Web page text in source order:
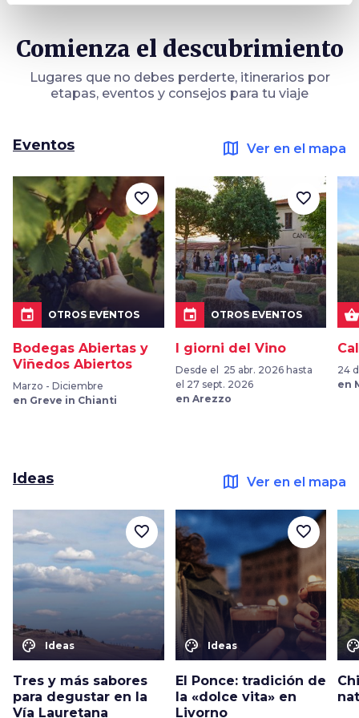
Comienza el descubrimiento
Lugares que no debes perderte, itinerarios por
etapas, eventos y consejos para tu viaje
Eventos map Ver en el mapa
event OTROS EVENTOS
Bodegas Abiertas y
Viñedos Abiertos
Marzo - Diciembre
en Greve in Chianti
favorite_border
event OTROS EVENTOS
I giorni del Vino
Desde el 25 abr. 2026 hasta
el 27 sept. 2026
en Arezzo
favorite_border
24
en
Ideas map Ver en el mapa
color_lens Ideas
Tres y más sabores
para degustar en la
Vía Lauretana
favorite_border
color_lens Ideas
El Ponce: tradición de
la «dolce vita» en
Livorno
favorite_border